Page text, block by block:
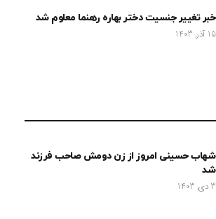
خبر تغییر جنسیت دختر بهاره رهنما معلوم شد
15 آذر, 1403
شهاب حسینی امروز از زن دومش صاحب فرزند
شد
3 دی, 1403